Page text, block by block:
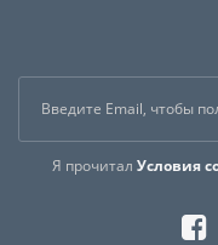
Я прочитал Условия